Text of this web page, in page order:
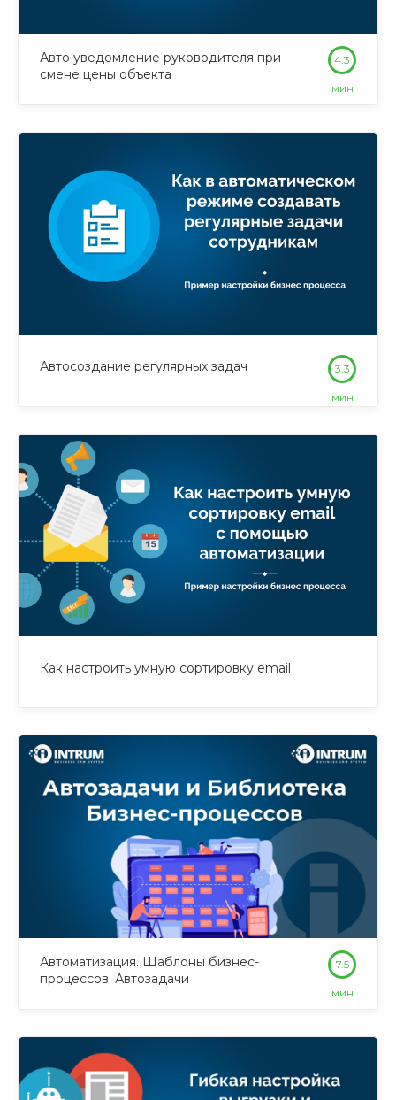
Авто уведомление руководителя при
смене цены объекта
4.3
мин
Автосоздание регулярных задач 3.3
мин
Как настроить умную сортировку email
Автоматизация. Шаблоны бизнес-
процессов. Автозадачи
7.5
мин